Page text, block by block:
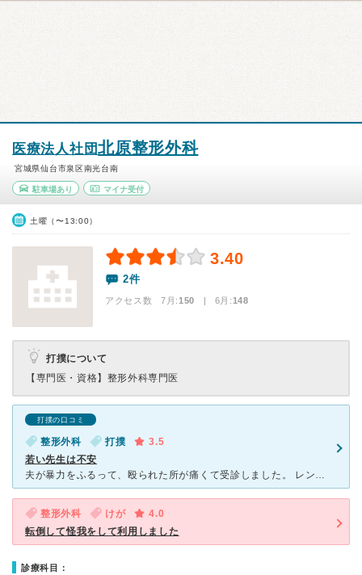
医療法人社団北原整形外科
宮城県仙台市泉区南光台南
駐車場あり マイナ受付
土曜（〜13:00）
3.40
2件
アクセス数 7月:150 | 6月:148
打撲について
【専門医・資格】 整形外科専門医
打撲の口コミ
整形外科 打撲
3.5
若い先生は不安
夫が暴力をふるって、殴られた所が痛くて受診しました。 レントゲンなどは何枚も撮り調べてくれましたが、膝も捻ってしまい(珍しい部位だと思います。)痛いことを伝えて、腱を痛めていないか調べて欲しいとお願
整形外科 けが
4.0
転倒して怪我をして利用しました
診療科目：